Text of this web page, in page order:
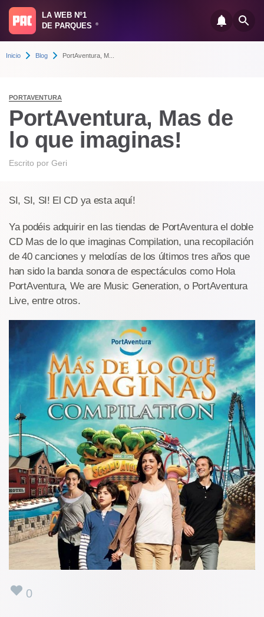
LA WEB Nº1
DE PARQUES
®
Inicio Blog PortAventura, M...
PORTAVENTURA
PortAventura, Mas de
lo que imaginas!
Escrito por Geri
SI, SI, SI! El CD ya esta aquí!
Ya podéis adquirir en las tiendas de PortAventura el doble
CD Mas de lo que imaginas Compilation, una recopilación
de 40 canciones y melodías de los últimos tres años que
han sido la banda sonora de espectáculos como Hola
PortAventura, We are Music Generation, o PortAventura
Live, entre otros.
0